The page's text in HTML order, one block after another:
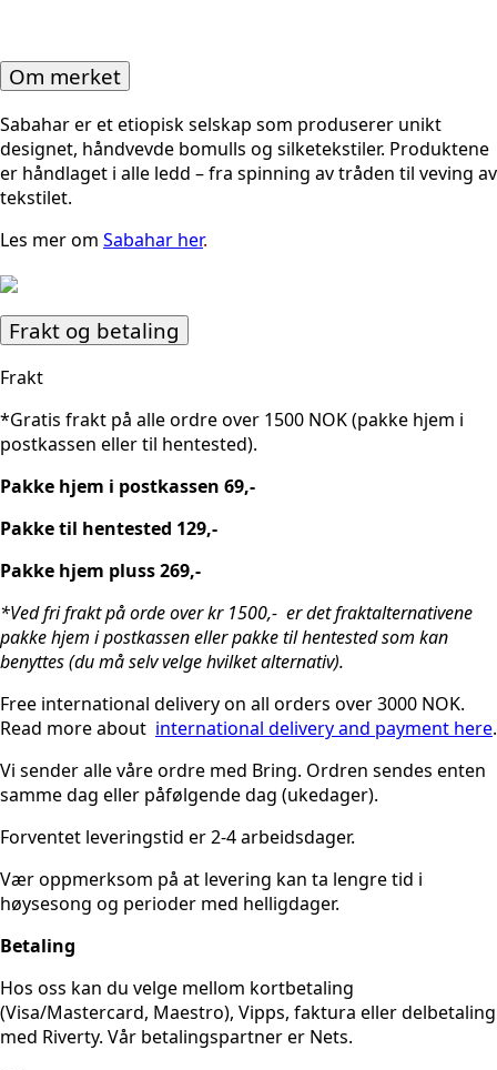
Om merket
Sabahar er et etiopisk selskap som produserer unikt
designet, håndvevde bomulls og silketekstiler. Produktene
er håndlaget i alle ledd – fra spinning av tråden til veving av
tekstilet.
Les mer om Sabahar her.
Frakt og betaling
Frakt
*Gratis frakt på alle ordre over 1500 NOK (pakke hjem i
postkassen eller til hentested).
Pakke hjem i postkassen 69,-
Pakke til hentested 129,-
Pakke hjem pluss 269,-
*Ved fri frakt på orde over kr 1500,- er det fraktalternativene
pakke hjem i postkassen eller pakke til hentested som kan
benyttes (du må selv velge hvilket alternativ).
Free international delivery on all orders over 3000 NOK.
Read more about international delivery and payment here.
Vi sender alle våre ordre med Bring. Ordren sendes enten
samme dag eller påfølgende dag (ukedager).
Forventet leveringstid er 2-4 arbeidsdager.
Vær oppmerksom på at levering kan ta lengre tid i
høysesong og perioder med helligdager.
Betaling
Hos oss kan du velge mellom kortbetaling
(Visa/Mastercard, Maestro), Vipps, faktura eller delbetaling
med Riverty. Vår betalingspartner er Nets.